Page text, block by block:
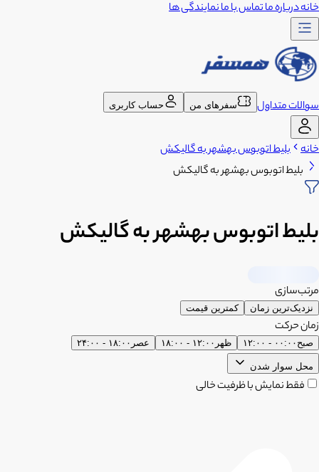
خانهدرباره ماتماس با مانمایندگی ها
سوالات متداول سفرهای من حساب کاربری
خانه بلیط اتوبوس بهشهر به گالیکش
بلیط اتوبوس بهشهر به گالیکش
بلیط اتوبوس بهشهر به گالیکش
مرتب‌سازی
نزدیک‌ترین زمان کمترین قیمت
زمان حرکت
صبح ۰۰:۰۰ - ۱۲:۰۰ ظهر ۱۲:۰۰ - ۱۸:۰۰ عصر ۱۸:۰۰ - ۲۴:۰۰
محل سوار شدن
فقط نمایش با ظرفیت خالی